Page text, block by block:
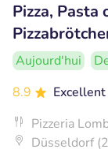
Pizza, Pasta
Aujourd'hui
8.9
Excellent
Pizzeria
Düsseldorf